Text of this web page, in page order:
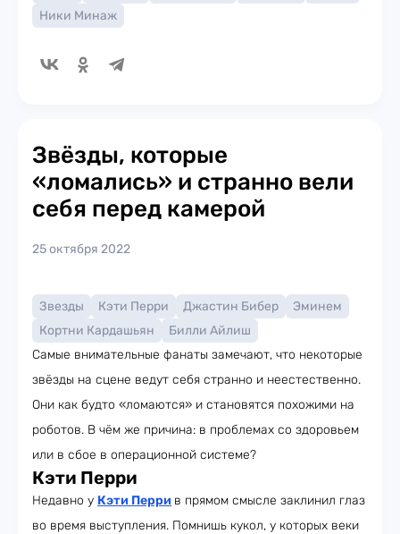
Ники Минаж
Звёзды, которые
«ломались» и странно вели
себя перед камерой
25 октября 2022
Звезды Кэти Перри Джастин Бибер
Эминем
Кортни Кардашьян
Билли Айлиш
Самые внимательные фанаты замечают, что некоторые
звёзды на сцене ведут себя странно и неестественно.
Они как будто «ломаются» и становятся похожими на
роботов. В чём же причина: в проблемах со здоровьем
или в сбое в операционной системе?
Кэти Перри
Недавно у Кэти Перри в прямом смысле заклинил глаз
во время выступления. Помнишь кукол, у которых веки